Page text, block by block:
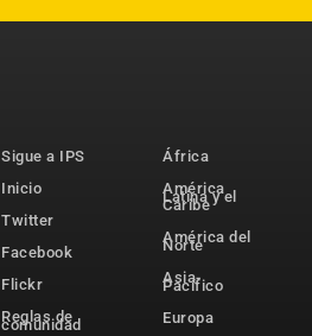
Sigue a IPS
Inicio
Twitter
Facebook
Flickr
Reglas de
comunidad
África
América
Latina y el
Caribe
América del
Norte
Asia-
Pacífico
Europa